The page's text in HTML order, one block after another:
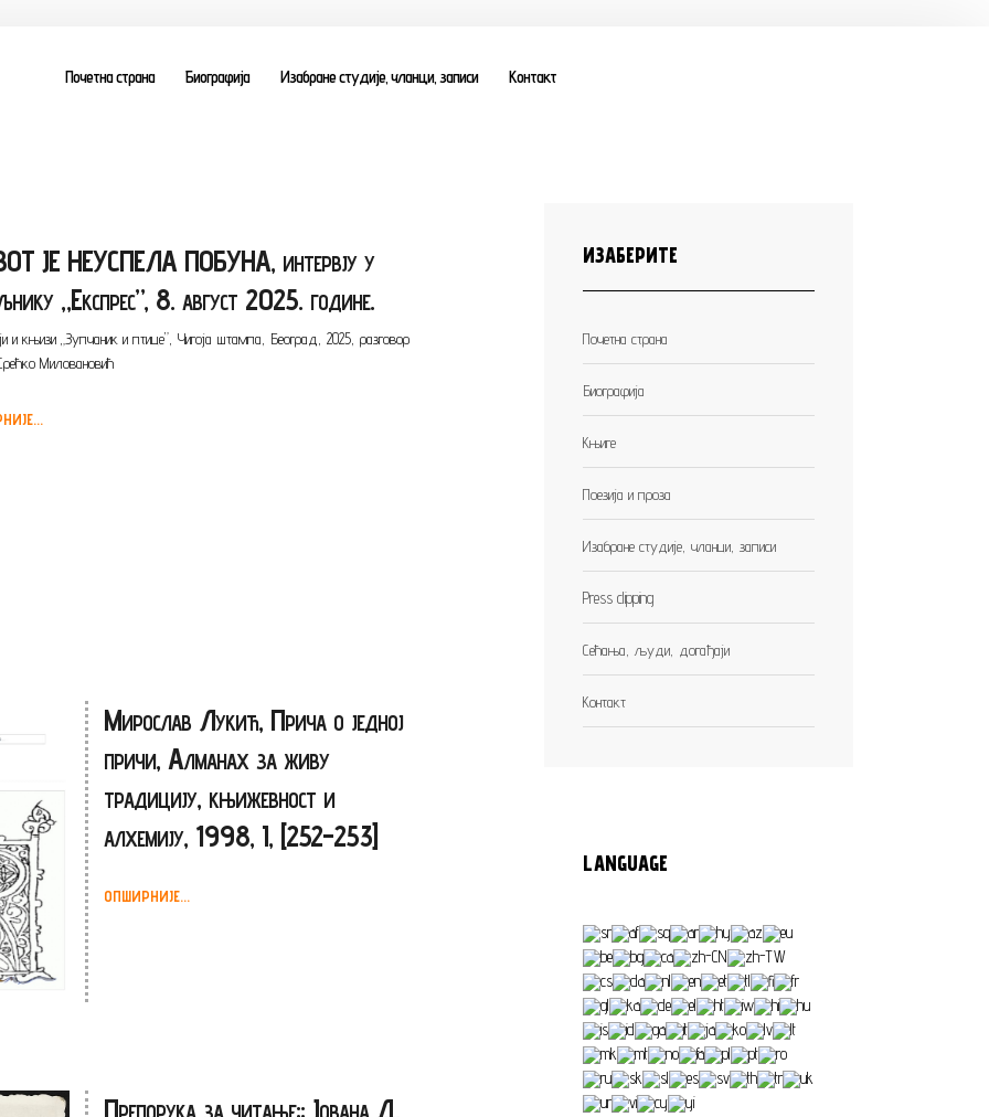
Почетна страна Биографија Изабране студије, чланци, записи Контакт
ЈЕ НЕУСПЕЛА ПОБУНА, интервју у
„Експрес”, 8. август 2025. године.
и књизи „Зупчаник и птице”, Чигоја штампа, Београд, 2025, разговор
Миловановић
Мирослав Лукић, Прича о једној
причи, Алманах за живу
традицију, књижевност и
алхемију, 1998, I, [252-253]
ОПШИРНИЈЕ...
Препорука за читање:: Јована Д.
ИЗАБЕРИТЕ
Почетна страна
Биографија
Књиге
Поезија и проза
Изабране студије, чланци, записи
Press clipping
Сећања, људи, догађаји
Контакт
LANGUAGE